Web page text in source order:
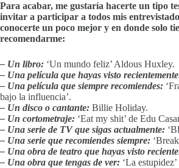
Para acabar, me gustaría hacerte un tipo
invitar a participar a todos mis
conocerte un poco mejor y en donde solo
recomendarme:
– Un libro: ‘Un mundo feliz’ Aldous Huxley.
– Una película que hayas visto
– Una película que siempre recomiendes:
bajo la influencia’.
– Un disco o cantante: Billie Holiday.
– Un cortometraje: ‘Eat my shit’ de Edu
– Una serie de TV que sigas actualmente:
– Una serie que recomiendes siempre:
– Una obra de teatro que hayas visto
– Una obra que tengas de ver: ‘La